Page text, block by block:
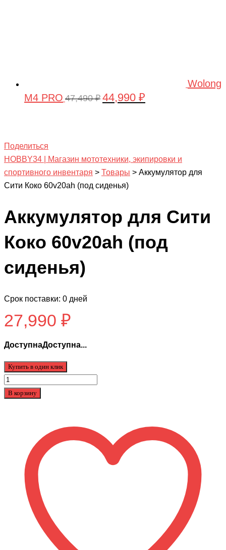
Wolong
M4 PRO 47,490₽ Первоначальная
44,990 ₽
Поделиться
HOBBY34 | Магазин мототехники, экипировки и
спортивного инвентаря > Товары > Аккумулятор для
Сити Коко 60v20ah (под сиденья)
Аккумулятор для Сити
Коко 60v20ah (под
сиденья)
Срок поставки: 0 дней
27,990 ₽
ДоступнаДоступна...
Купить в один клик
Количество
товара
60v20ah
сиденья)
В корзину